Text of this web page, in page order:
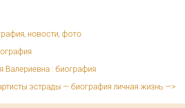
новости, фото
Валериевна : биография
эстрады — биография личная жизнь —>